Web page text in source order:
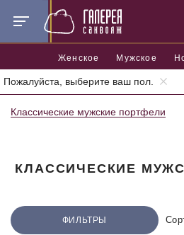
Женское Мужское
Пожалуйста, выберите ваш пол.
Главная Мужские и деловые сумки
Классические мужские портфели
КЛАССИЧЕСКИЕ
ФИЛЬТРЫ